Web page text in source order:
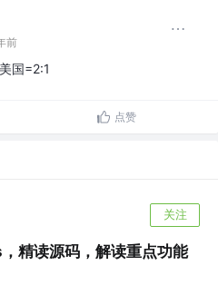
前
国=2:1
点赞
关注
精读源码，解读重点功能